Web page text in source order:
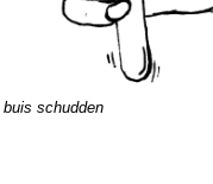
buis schudden